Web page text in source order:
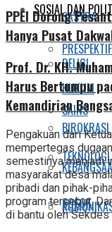
SOSIAL DAN
PRESPEKTIF
HUKUM
BIROKRASI
SASTRA
RELIGI
SAINS
TEKNOLOGI
SOSOK
PPEI Dorong
Hanya Pusat
Prof. Dr. KH.
Harus Bertumpu
Kemandirian
Pengakuan dari
mempertegas
semestinya menjadi
masyarakat desa
pribadi dan pihak-
program tersebut.
di bantu oleh Sekdes